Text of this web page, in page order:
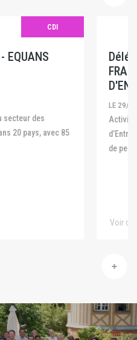
CDI
EQUANS
20 pays, avec 85
LE 29/
Activité La Fédération Française des Captives
de
Voir